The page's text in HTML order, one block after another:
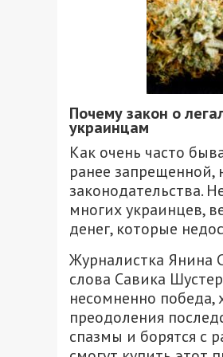
Почему закон о
украинцам
Как очень часто
ранее запрещенной,
законодательства.
многих украинцев,
денег, которые
Журналистка Янина
слова Савика
несомненно победа,
преодоления
спазмы и борятся с